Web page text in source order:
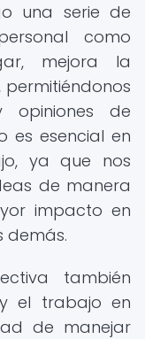
una serie de
como
mejora la
opiniones de
es esencial en
ya que nos
de manera
impacto en
demás.
también
el trabajo en
de manejar